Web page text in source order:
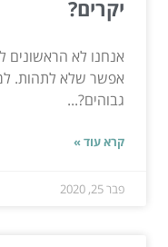
יקרים?
אנחנו לא הראשונים
אפשר שלא לתהות.
גבוהים?...
קרא עוד »
פבר 25, 2020